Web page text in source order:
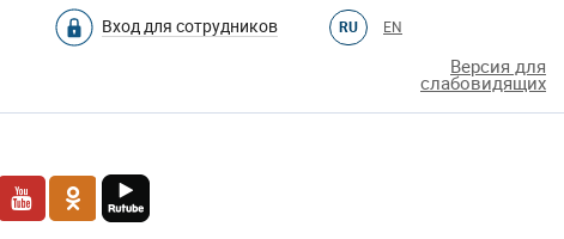
Вход для сотрудников RU EN
Версия для
слабовидящих